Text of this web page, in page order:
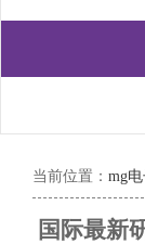
当前位置： mg
国际最新